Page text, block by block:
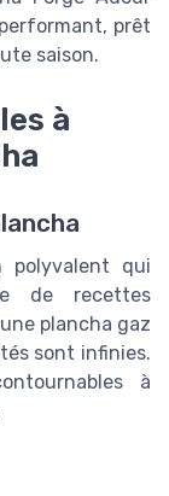
prêt
saison.
à
qui
de recettes
plancha gaz
sont infinies.
à